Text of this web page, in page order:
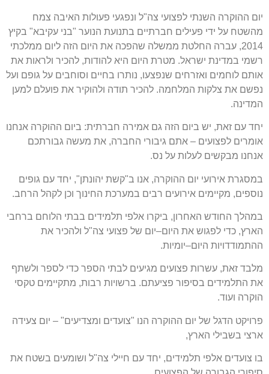
יום ההוקרה השנתי לפצועי צה"ל ונפגעי פעולות האיבה צמח
מהשטח על ידי פעילים חברתיים בתנועת הנוער "בני עקיבא" בקיץ
2014, עברה החלטת ממשלה שהפכה את היום הזה ליום ממלכתי
רשמי במדינת ישראל. מטרת היום היא להודות, להכיר ולראות את
אותם לוחמים ואזרחים שנפצעו, נותרו בחיים וסוחבים על גופם ועל
נפשם את צלקות המלחמה. להכיר תודה ולהוקיר את פועלם למען
המדינה.
יחד עם זאת, יש ביום הזה גם אמירה חברתית: ביום ההוקרה אנחנו
אומרים לפצועים – אתם גיבורי החברה, את מעשה גבורתכם
אנחנו מבקשים לעלות על נס.
במסגרת אירועי יום ההוקרה, אנו ב"קשת יהונתן", יחד עם גופים
נוספים, מקיימים אירועים רבים במערכת החינוך וכן לקהל הרחב.
במהלך החודש האחרון, ביקרו אלפי תלמידים בבתי הלוחם ברחבי
הארץ, כדי לפגוש את היום–יום של פצועי צה"ל ולהכיר את
ההתמודדויות היום–יומיות.
מלבד זאת, עשרות פצועים מגיעים לבתי הספר כדי לספר ולשתף
את התלמידים בסיפור פציעתם. ברשויות רבות, מתקיימים טקסי
הוקרה ועוד.
פרויקט הדגל של יום ההוקרה הנו "צועדים ומצדיעים" – יום צעידה
ארצי בשבילי הארץ,
בו צועדים אלפי תלמידים, יחד עם חיילי צה"ל ושומעים בשטח את